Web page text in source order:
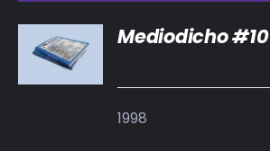
DETALLES
Mediodicho #10
1998